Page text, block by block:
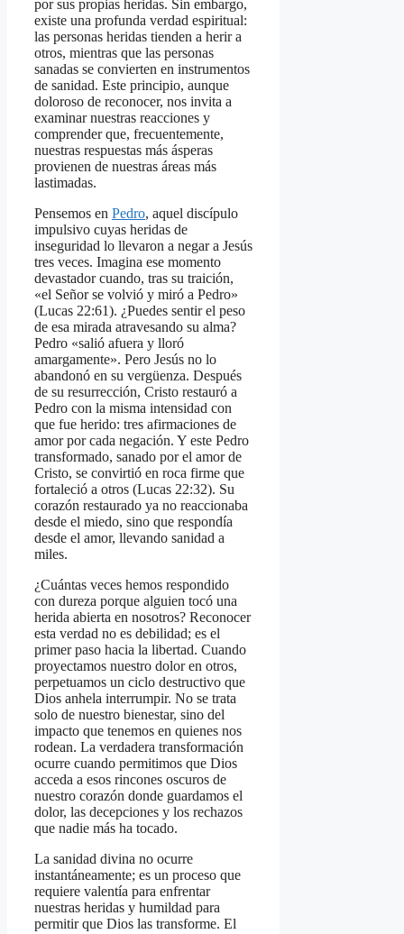
por sus propias heridas. Sin embargo,
existe una profunda verdad espiritual:
las personas heridas tienden a herir a
otros, mientras que las personas
sanadas se convierten en instrumentos
de sanidad. Este principio, aunque
doloroso de reconocer, nos invita a
examinar nuestras reacciones y
comprender que, frecuentemente,
nuestras respuestas más ásperas
provienen de nuestras áreas más
lastimadas.
Pensemos en Pedro, aquel discípulo
impulsivo cuyas heridas de
inseguridad lo llevaron a negar a Jesús
tres veces. Imagina ese momento
devastador cuando, tras su traición,
«el Señor se volvió y miró a Pedro»
(Lucas 22:61). ¿Puedes sentir el peso
de esa mirada atravesando su alma?
Pedro «salió afuera y lloró
amargamente». Pero Jesús no lo
abandonó en su vergüenza. Después
de su resurrección, Cristo restauró a
Pedro con la misma intensidad con
que fue herido: tres afirmaciones de
amor por cada negación. Y este Pedro
transformado, sanado por el amor de
Cristo, se convirtió en roca firme que
fortaleció a otros (Lucas 22:32). Su
corazón restaurado ya no reaccionaba
desde el miedo, sino que respondía
desde el amor, llevando sanidad a
miles.
¿Cuántas veces hemos respondido
con dureza porque alguien tocó una
herida abierta en nosotros? Reconocer
esta verdad no es debilidad; es el
primer paso hacia la libertad. Cuando
proyectamos nuestro dolor en otros,
perpetuamos un ciclo destructivo que
Dios anhela interrumpir. No se trata
solo de nuestro bienestar, sino del
impacto que tenemos en quienes nos
rodean. La verdadera transformación
ocurre cuando permitimos que Dios
acceda a esos rincones oscuros de
nuestro corazón donde guardamos el
dolor, las decepciones y los rechazos
que nadie más ha tocado.
La sanidad divina no ocurre
instantáneamente; es un proceso que
requiere valentía para enfrentar
nuestras heridas y humildad para
permitir que Dios las transforme. El